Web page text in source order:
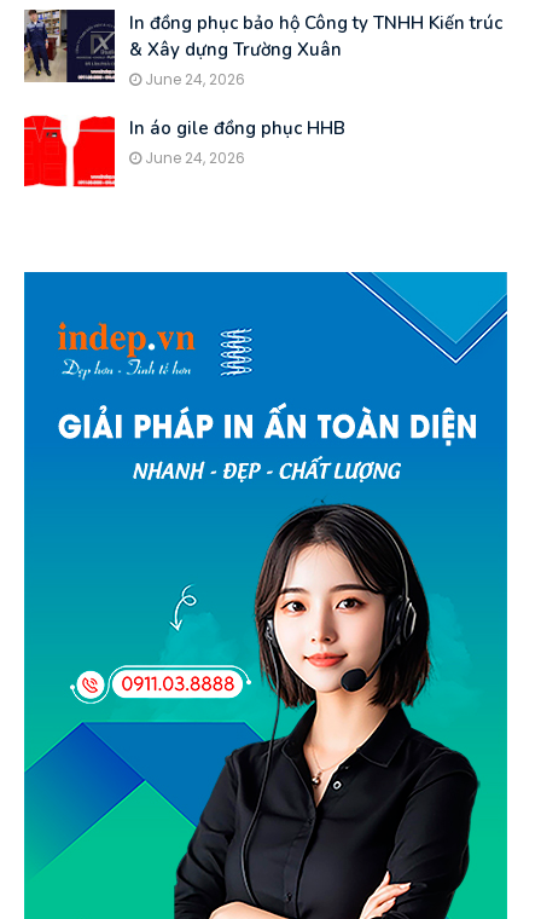
In đồng phục bảo hộ Công ty TNHH Kiến trúc
& Xây dựng Trường Xuân
June 24, 2026
In áo gile đồng phục HHB
June 24, 2026